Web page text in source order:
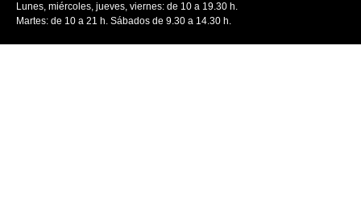
Lunes, miércoles, jueves, viernes: de 10 a 19.30 h.
Martes: de 10 a 21 h. Sábados de 9.30 a 14.30 h.